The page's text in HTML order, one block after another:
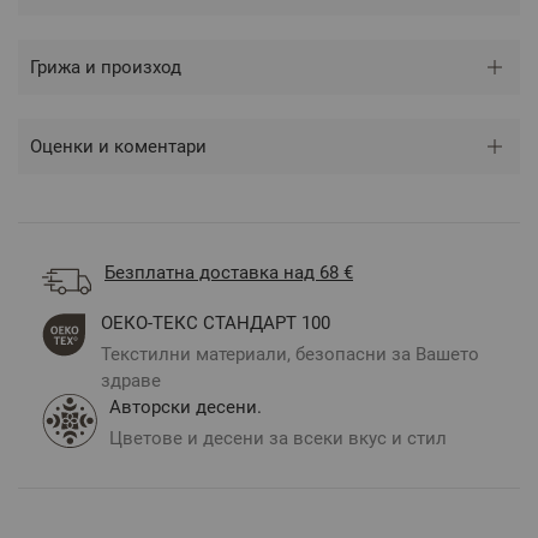
Грижа и произход
Оценки и коментари
Безплатна доставка над 68 €
ОЕКО-ТЕКС СТАНДАРТ 100
Текстилни материали, безопасни за Вашето
здраве
Авторски десени.
Цветове и десени за всеки вкус и стил